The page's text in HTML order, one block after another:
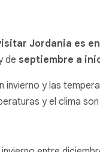
Jordania es
de septiembre a
invierno y las
y el clima